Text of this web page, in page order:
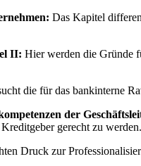
Das Kapitel
II: Hier werden die Gründe
die für das bankinterne
der
gerecht zu werden.
Druck zur